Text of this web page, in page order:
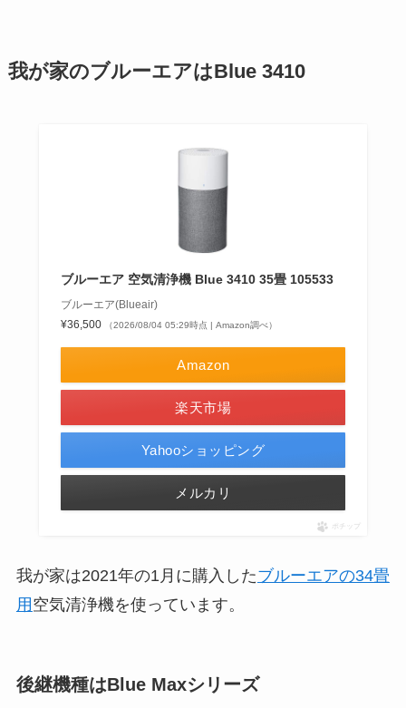
我が家のブルーエアはBlue 3410
ブルーエア 空気清浄機 Blue 3410 35畳 105533
ブルーエア(Blueair)
¥36,500
（2026/08/04 05:29時点 | Amazon調べ）
Amazon
楽天市場
Yahooショッピング
メルカリ
ポチップ
我が家は2021年の1月に購入したブルーエアの34畳
用 空気清浄機を使っています。
後継機種はBlue Maxシリーズ